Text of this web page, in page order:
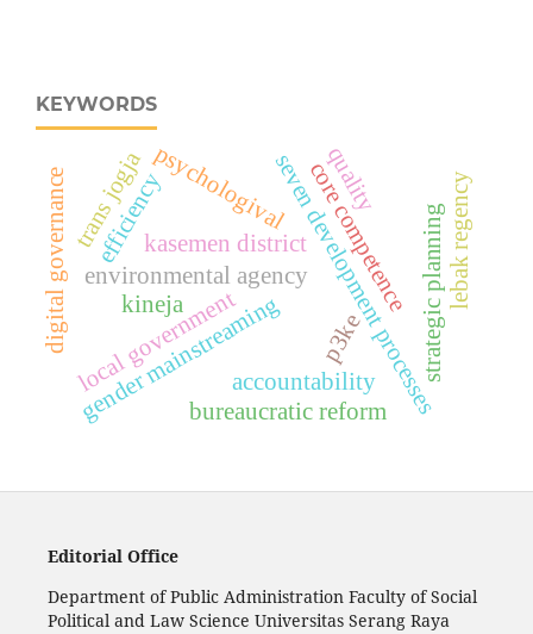
KEYWORDS
gender mainstreamingseven development processes
environmental agency
p3ke
kasemen districtcore competence strategic planning
local government
lebak regency
efficiency
accountability
psychologival
bureaucratic reform
kineja
trans jogja
digital governance quality
Editorial Office
Department of Public Administration Faculty of Social
Political and Law Science Universitas Serang Raya